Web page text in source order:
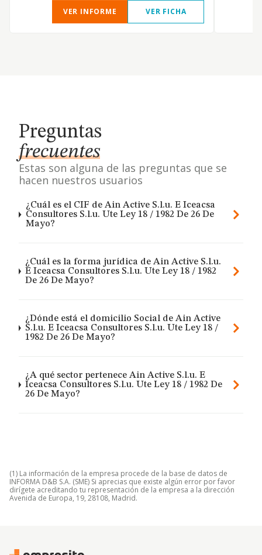
VER INFORME VER FICHA
Preguntas
frecuentes
Estas son alguna de las preguntas que se
hacen nuestros usuarios
¿Cuál es el CIF de Ain Active S.l.u. E Iceacsa
Consultores S.l.u. Ute Ley 18 / 1982 De 26 De
Mayo?
¿Cuál es la forma jurídica de Ain Active S.l.u.
E Iceacsa Consultores S.l.u. Ute Ley 18 / 1982
De 26 De Mayo?
¿Dónde está el domicilio Social de Ain Active
S.l.u. E Iceacsa Consultores S.l.u. Ute Ley 18 /
1982 De 26 De Mayo?
¿A qué sector pertenece Ain Active S.l.u. E
Iceacsa Consultores S.l.u. Ute Ley 18 / 1982 De
26 De Mayo?
(1) La información de la empresa procede de la base de datos de
INFORMA D&B S.A. (SME) Si aprecias que existe algún error por favor
dirígete acreditando tu representación de la empresa a la dirección
Avenida de Europa, 19, 28108, Madrid.